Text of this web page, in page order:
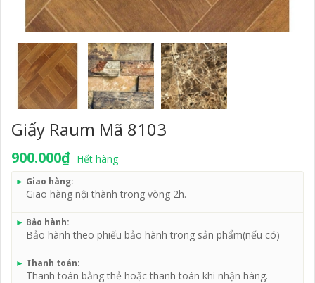
Giấy Raum Mã 8103
900.000₫ Hết hàng
► Giao hàng:
Giao hàng nội thành trong vòng 2h.
► Bảo hành:
Bảo hành theo phiếu bảo hành trong sản phẩm(nếu có)
► Thanh toán:
Thanh toán bằng thẻ hoặc thanh toán khi nhận hàng.